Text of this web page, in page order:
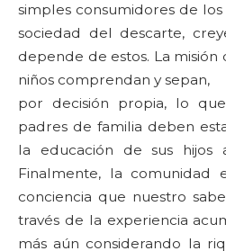
simples consumidores de
sociedad del descarte,
depende de estos. La
niños comprendan y sepan,
por decisión propia, lo
padres de familia deben
la educación de sus hijos
Finalmente, la comunidad
conciencia que nuestro
través de la experiencia
más aún considerando la